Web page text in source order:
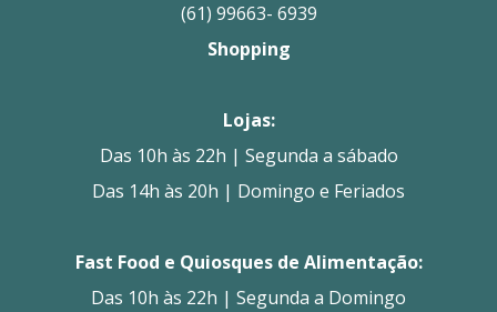
(61) 99663- 6939
Shopping
Lojas:
Das 10h às 22h | Segunda a sábado
Das 14h às 20h | Domingo e Feriados
Fast Food e Quiosques de Alimentação:
Das 10h às 22h | Segunda a Domingo